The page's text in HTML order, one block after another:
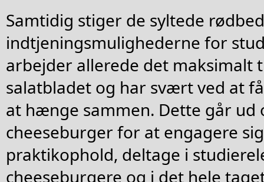
Samtidig stiger de syltede
indtjeningsmulighederne for
arbejder allerede det maksimalt
salatbladet og har svært ved at
at hænge sammen. Dette går ud
cheeseburger for at engagere
praktikophold, deltage i
cheeseburgere og i det hele